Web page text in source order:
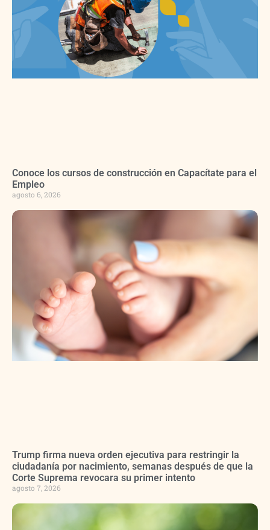
Conoce los cursos de construcción en Capacítate para el
Empleo
agosto 6, 2026
Trump firma nueva orden ejecutiva para restringir la
ciudadanía por nacimiento, semanas después de que la
Corte Suprema revocara su primer intento
agosto 7, 2026